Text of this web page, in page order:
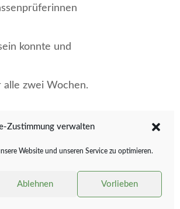
Zustimmung verwalten
Website und unseren Service zu optimieren.
Ablehnen Vorlieben
konnte und
alle zwei Wochen.
stecken,
wie